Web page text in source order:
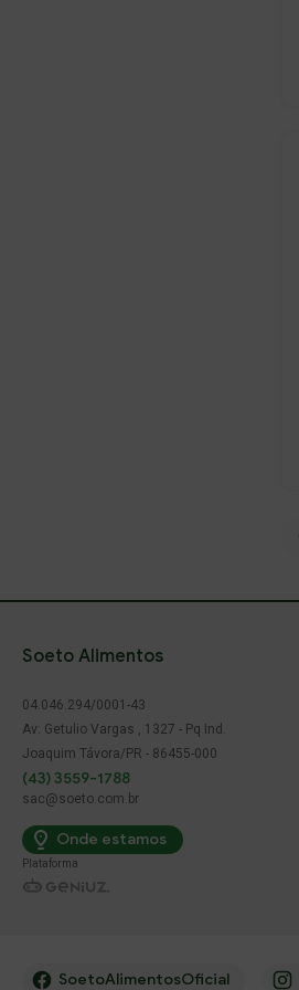
Soeto Alimentos
04.046.294/0001-43
Av: Getulio Vargas , 1327 - Pq Ind.
Joaquim Távora/PR - 86455-000
(43) 3559-1788
sac@soeto.com.br
Onde estamos
Plataforma
SoetoAlimentosOficial